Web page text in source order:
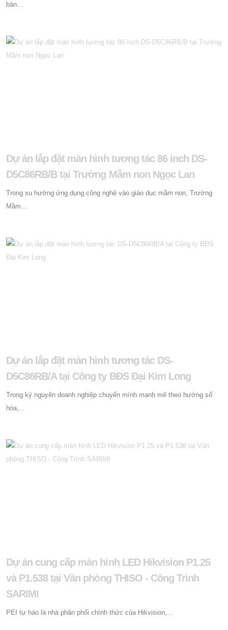
bàn...
Dự án lắp đặt màn hình tương tác 86 inch DS-
D5C86RB/B tại Trường Mầm non Ngọc Lan
Trong xu hướng ứng dụng công nghệ vào giáo dục mầm non, Trường
Mầm...
Dự án lắp đặt màn hình tương tác DS-
D5C86RB/A tại Công ty BĐS Đại Kim Long
Trong kỷ nguyên doanh nghiệp chuyển mình mạnh mẽ theo hướng số
hóa,...
Dự án cung cấp màn hình LED Hikvision P1.25
và P1.538 tại Văn phòng THISO - Công Trình
SARIMI
PEI tự hào là nhà phân phối chính thức của Hikvision,...